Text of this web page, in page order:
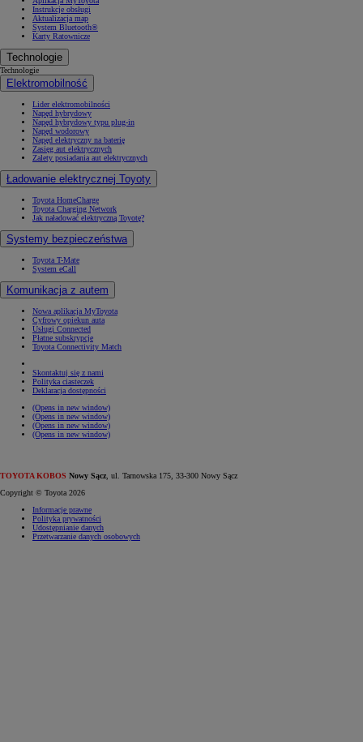
Instrukcje obsługi
Aktualizacja map
System Bluetooth®
Karty Ratownicze
Technologie
Technologie
Elektromobilność
Lider elektromobilności
Napęd hybrydowy
Napęd hybrydowy typu plug-in
Napęd wodorowy
Napęd elektryczny na baterię
Zasięg aut elektrycznych
Zalety posiadania aut elektrycznych
Ładowanie elektrycznej Toyoty
Toyota HomeCharge
Toyota Charging Network
Jak naładować elektryczną Toyotę?
Systemy bezpieczeństwa
Toyota T-Mate
System eCall
Komunikacja z autem
Nowa aplikacja MyToyota
Cyfrowy opiekun auta
Usługi Connected
Płatne subskrypcje
Toyota Connectivity Match
Skontaktuj się z nami
Polityka ciasteczek
Deklaracja dostępności
(Opens in new window)
(Opens in new window)
(Opens in new window)
(Opens in new window)
TOYOTA KOBOS Nowy Sącz, ul. Tarnowska 175, 33-300 Nowy Sącz
Copyright © Toyota 2026
Informacje prawne
Polityka prywatności
Udostępnianie danych
Przetwarzanie danych osobowych